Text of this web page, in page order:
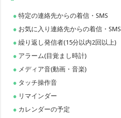
特定の連絡先からの着信・SMS
お気に入り連絡先からの着信・SMS
繰り返し発信者(15分以内2回以上)
アラーム(目覚まし時計)
メディア音(動画・音楽)
タッチ操作音
リマインダー
カレンダーの予定